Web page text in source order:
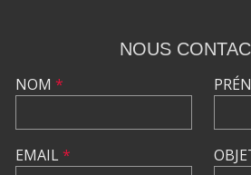
NOUS
NOM *
EMAIL*